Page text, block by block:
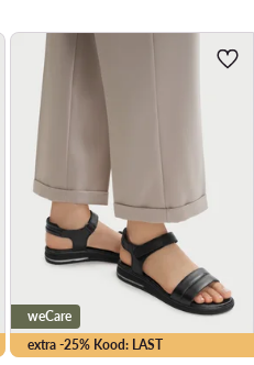
extra -25% Kood: LAST
weCare